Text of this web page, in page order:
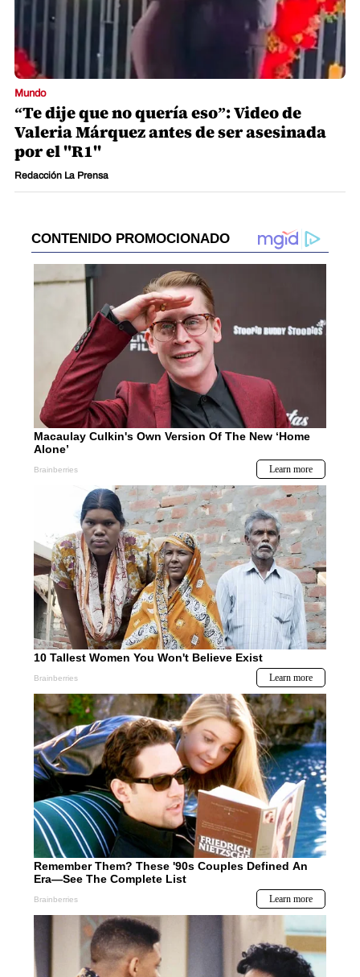
Mundo
“Te dije que no quería eso”: Video de
Valeria Márquez antes de ser asesinada
por el "R1"
Redacción La Prensa